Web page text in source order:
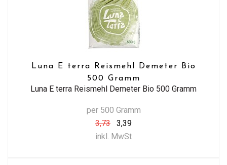
Luna E terra Reismehl Demeter Bio
500 Gramm
Luna E terra Reismehl Demeter Bio 500 Gramm
per 500 Gramm
3,73
3,39
inkl. MwSt